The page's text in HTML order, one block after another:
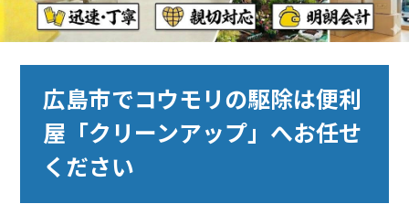
広島市でコウモリの駆除は便利
屋「クリーンアップ」へお任せ
ください